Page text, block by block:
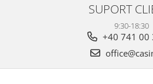
SUPORT
9:30-18:30
+40 741 00